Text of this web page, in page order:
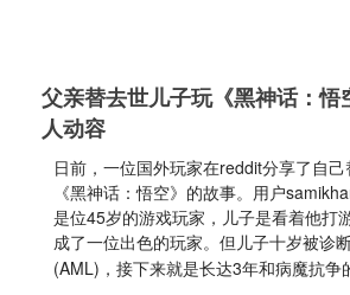
父亲替去世儿子玩《黑神话：悟
人动容
日前，一位国外玩家在reddit分享了自
《黑神话：悟空》的故事。用户
是位45岁的游戏玩家，儿子是看着他打
成了一位出色的玩家。但儿子十岁被诊
(AML)，接下来就是长达3年和病魔抗争